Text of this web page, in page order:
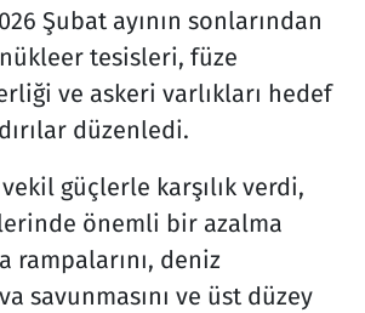
Şubat ayının sonlarından
tesisleri, füze
ve askeri varlıkları hedef
düzenledi.
güçlerle karşılık verdi,
önemli bir azalma
rampalarını, deniz
savunmasını ve üst düzey